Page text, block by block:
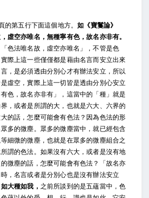
的第五行下面這個地方。如《寶鬘論》
虛空亦唯名，無種寧有色，故名亦非有。
色法唯名故，虛空亦唯名」，不管是色
際上這一些僅僅都是藉由名言而安立出來
，是必須透由分別心才有辦法安立，所以
虛空，實際上這一切皆是透由分別心安立
色，故名亦非有」，這當中的「種」就是
，或者是所謂的大，也就是六大、六界的
的話，怎麼可能會有色法？因為色法的形
多的微塵。眾多的微塵當中，就已經包含
細微的微塵，也就是在眾多的微塵組合之
謂的色法。如果沒有六大，或者是沒有地
微塵的話，怎麼可能會有色法？「故名亦
，名言或者是分別心也是沒有辦法安立
大種如我， 之前所談到的是五蘊當中，色